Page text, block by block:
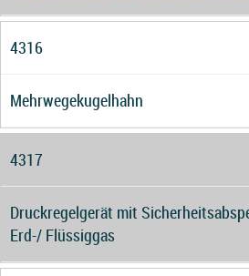
4316
Mehrwegekugelhahn
4317
Druckregelgerät mit
Erd-/ Flüssiggas